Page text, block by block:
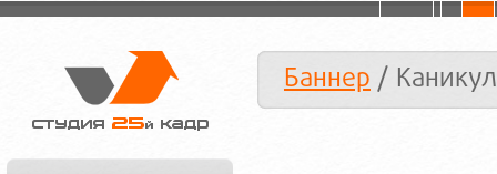
Баннер/